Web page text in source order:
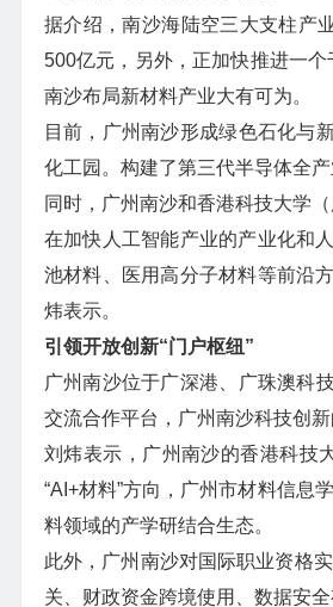
据介绍，南沙海陆空三大支柱产
500亿元，另外，正加快推进一
南沙布局新材料产业大有可为。
目前，广州南沙形成绿色石化与
化工园。构建了第三代半导体全
同时，广州南沙和香港科技大学
在加快人工智能产业的产业化和
池材料、医用高分子材料等前沿
炜表示。
引领开放创新“门户枢纽”
广州南沙位于广深港、广珠澳科
交流合作平台，广州南沙科技创
刘炜表示，广州南沙的香港科技
“AI+材料”方向，广州市材料信息
料领域的产学研结合生态。
此外，广州南沙对国际职业资格
关、财政资金跨境使用、数据安